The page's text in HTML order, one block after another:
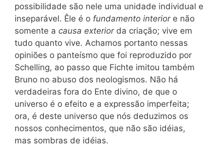
possibilidade são nele uma unidade individual e
inseparável. Êle é o fundamento interior e não
somente a causa exterior da criação; vive em
tudo quanto vive. Achamos portanto nessas
opiniões o panteísmo que foi reproduzido por
Schelling, ao passo que Fichte imitou também
Bruno no abuso dos neologismos. Não há
verdadeiras fora do Ente divino, de que o
universo é o efeito e a expressão imperfeita;
ora, é deste universo que nós deduzimos os
nossos conhecimentos, que não são idéias,
mas sombras de idéias.